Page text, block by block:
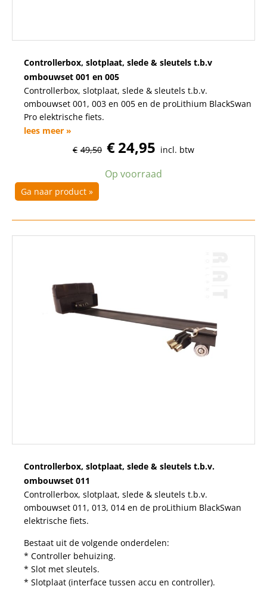
Controllerbox, slotplaat, slede & sleutels t.b.v
ombouwset 001 en 005
Controllerbox, slotplaat, slede & sleutels t.b.v.
ombouwset 001, 003 en 005 en de proLithium BlackSwan
Pro elektrische fiets.
lees meer »
€ 49,50 €24,95 incl. btw
Op voorraad
Ga naar product »
Controllerbox, slotplaat, slede & sleutels t.b.v.
ombouwset 011
Controllerbox, slotplaat, slede & sleutels t.b.v.
ombouwset 011, 013, 014 en de proLithium BlackSwan
elektrische fiets.
Bestaat uit de volgende onderdelen:
* Controller behuizing.
* Slot met sleutels.
* Slotplaat (interface tussen accu en controller).